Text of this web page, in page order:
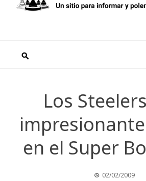
Los
en el Super
02/02/2009